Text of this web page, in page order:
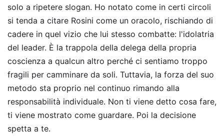
solo a ripetere slogan. Ho notato come in certi circoli
si tenda a citare Rosini come un oracolo, rischiando di
cadere in quel vizio che lui stesso combatte: l'idolatria
del leader. È la trappola della delega della propria
coscienza a qualcun altro perché ci sentiamo troppo
fragili per camminare da soli. Tuttavia, la forza del suo
metodo sta proprio nel continuo rimando alla
responsabilità individuale. Non ti viene detto cosa fare,
ti viene mostrato come guardare. Poi la decisione
spetta a te.